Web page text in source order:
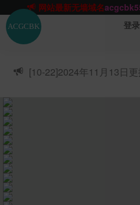
网站TG群聊t.me/
ACGCBK官方App
点击下载
网站最新无墙域名
ACGCBK官方App 点击下载
网站最新无墙域名
登录
[10-22]2024年11月13日